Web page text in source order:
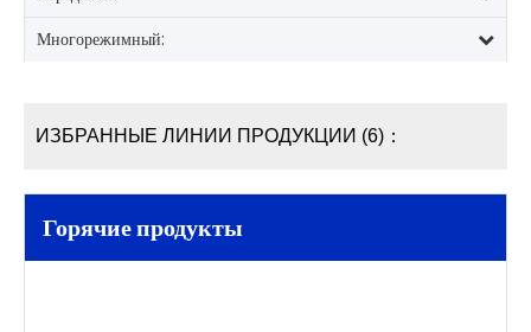
Многорежимный:
ИЗБРАННЫЕ ЛИНИИ ПРОДУКЦИИ (6)：
Горячие продукты